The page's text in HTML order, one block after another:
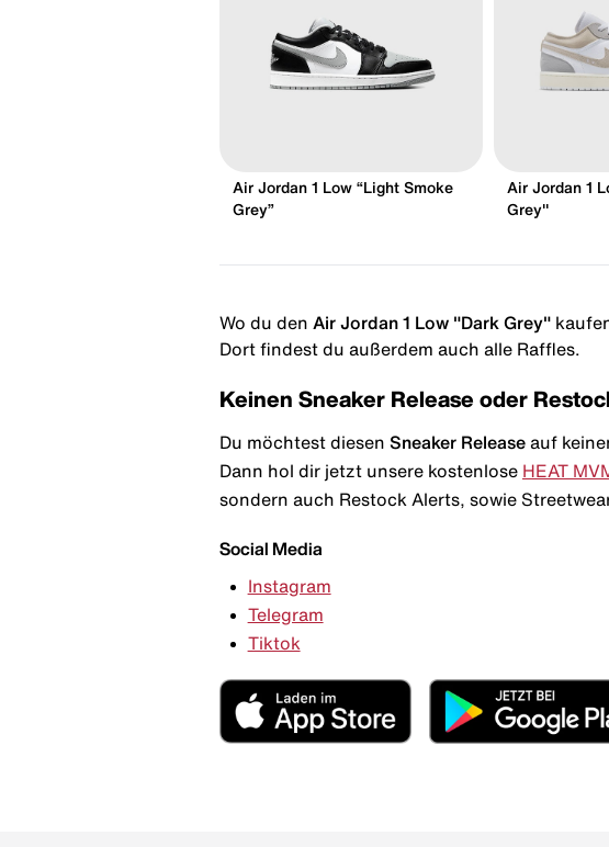
Air Jordan 1 Low “Light Smoke
Grey”
Air Jordan 1
Grey"
Wo du den Air Jordan 1 Low "Dark Grey"
Dort findest du außerdem auch alle Raffles.
Keinen Sneaker Release oder
Du möchtest diesen Sneaker Release auf
Dann hol dir jetzt unsere kostenlose HEAT
sondern auch Restock Alerts, sowie
Social Media
Instagram
Telegram
Tiktok